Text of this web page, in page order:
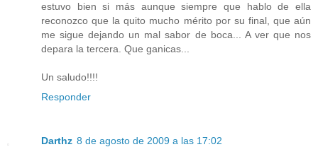
estuvo bien si más aunque siempre que hablo de ella
reconozco que la quito mucho mérito por su final, que aún
me sigue dejando un mal sabor de boca... A ver que nos
depara la tercera. Que ganicas...
Un saludo!!!!
Responder
Darthz 8 de agosto de 2009 a las 17:02